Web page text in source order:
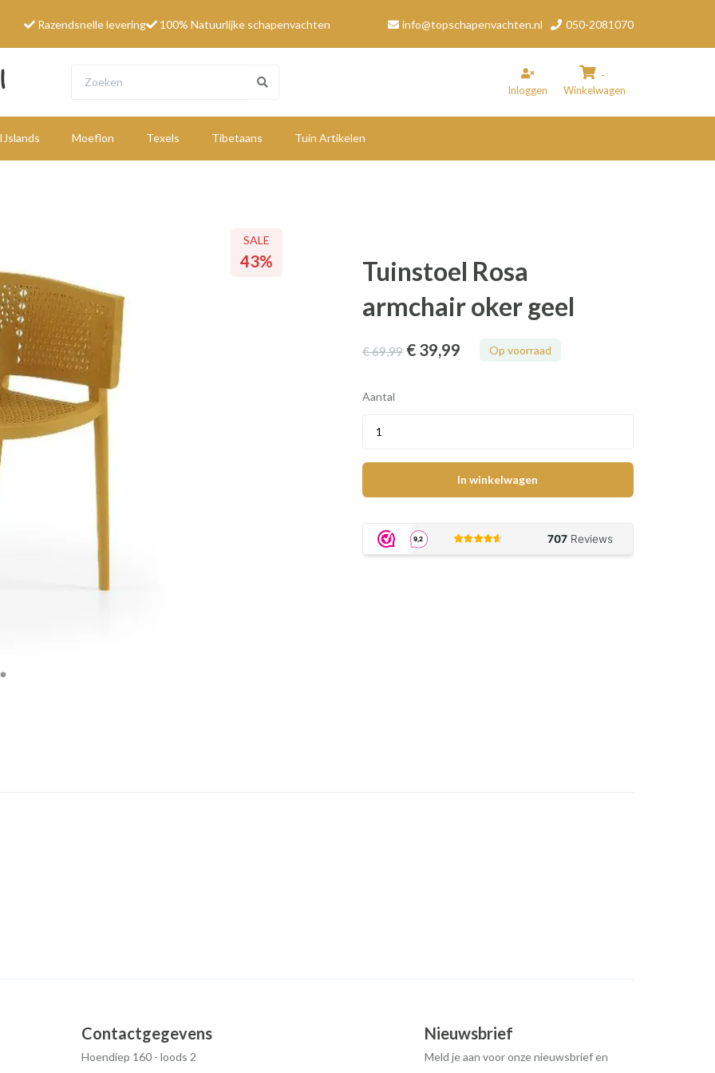
Razendsnelle levering 100% Natuurlijke schapenvachten info@topschapenvachten.nl 050-2081070
Inloggen
-
Winkelwagen
IJslands Moeflon Texels Tibetaans Tuin Artikelen
Vul hem met producten.
SALE
43%
Tuinstoel Rosa
armchair oker geel
€ 69,99 € 39,99 Op voorraad
Aantal
In winkelwagen
Contactgegevens
Hoendiep 160 - loods 2
Nieuwsbrief
Meld je aan voor onze nieuwsbrief en